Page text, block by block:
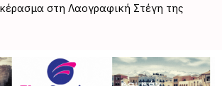
στη Λαογραφική Στέγη της